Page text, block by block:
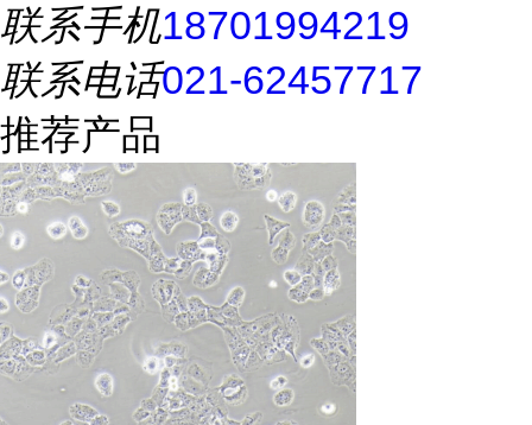
联系手机18701994219
联系电话021-62457717
推荐产品